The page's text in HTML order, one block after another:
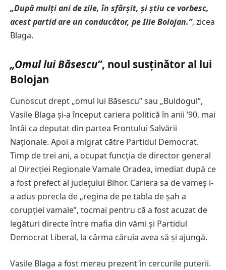
„După mulți ani de zile, în sfârșit, și știu ce vorbesc,
acest partid are un conducător, pe Ilie Bolojan.”, zicea
Blaga.
„Omul lui Băsescu”, noul susținător al lui
Bolojan
Cunoscut drept „omul lui Băsescu” sau „Buldogul”,
Vasile Blaga și-a început cariera politică în anii ’90, mai
întâi ca deputat din partea Frontului Salvării
Naționale. Apoi a migrat către Partidul Democrat.
Timp de trei ani, a ocupat funcția de director general
al Direcției Regionale Vamale Oradea, imediat după ce
a fost prefect al județului Bihor. Cariera sa de vameș i-
a adus porecla de „regina de pe tabla de șah a
corupției vamale”, tocmai pentru că a fost acuzat de
legături directe între mafia din vămi și Partidul
Democrat Liberal, la cârma căruia avea să și ajungă.
Vasile Blaga a fost mereu prezent în cercurile puterii.